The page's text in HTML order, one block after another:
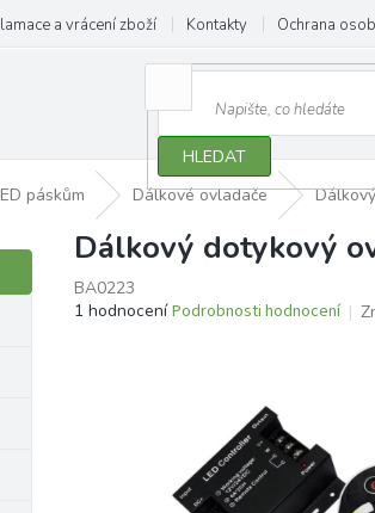
a vrácení zboží Kontakty Ochrana
HLEDAT
páskům Dálkové ovladače
Dálkový dotykový
BA0223
Průměrné
1 hodnocení Podrobnosti hodnocení